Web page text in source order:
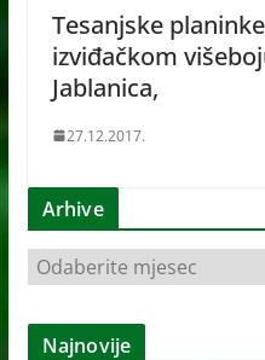
Tesanjske
izviđačkom
Jablanica,
27.12.2017.
Arhive
r
h
Najnovije